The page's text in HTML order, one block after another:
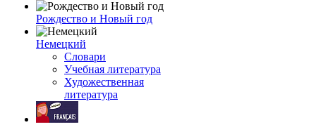
Рождество и Новый год
Немецкий
Словари
Учебная литература
Художественная
литература